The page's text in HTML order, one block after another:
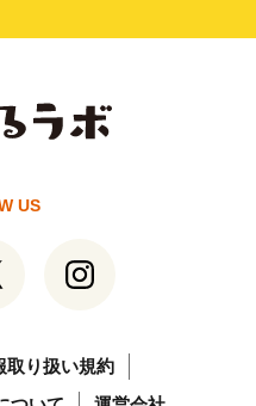
US
取り扱い規約